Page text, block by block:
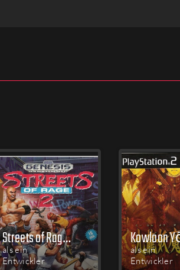
Streets of Rage 2
als ein
Entwickler
als ein
Entwickler